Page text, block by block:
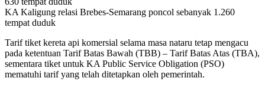
KA Kaligung relasi Brebes-Semarang poncol sebanyak 1.260
tempat duduk
Tarif tiket kereta api komersial selama masa nataru tetap mengacu
pada ketentuan Tarif Batas Bawah (TBB) – Tarif Batas Atas (TBA),
sementara tiket untuk KA Public Service Obligation (PSO)
mematuhi tarif yang telah ditetapkan oleh pemerintah.